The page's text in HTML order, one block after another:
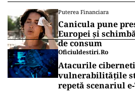
Puterea Financiara
Canicula pune
Europei și
de consum
Oficiuldestiri.ro
Atacurile
vulnerabilitățile
repetă scenariul